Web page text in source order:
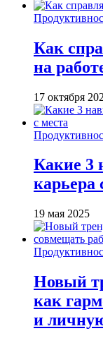
Как
на
17 октября
Какие 3
карьера
19 мая 2025
Новый
как
и